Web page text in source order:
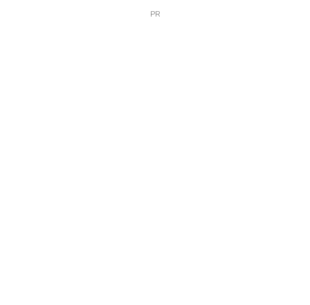
PR